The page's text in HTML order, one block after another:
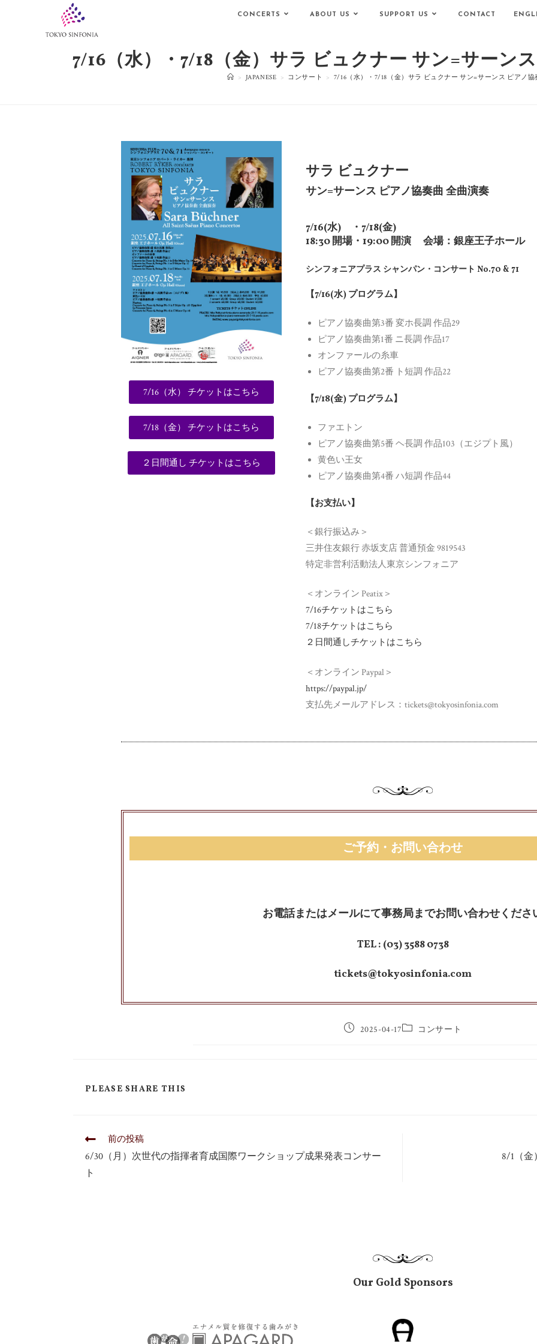
CONCERTS ABOUT US SUPPORT US CONTACT
7/16（水）・7/18（金）サラ ビュクナー サン=サーン
> JAPANESE > コンサート > 7/16（水）・7/18（金）サラ ビュクナー サン=サーンス ピアノ
7/16（水） チケットはこちら
7/18（金） チケットはこちら
２日間通し チケットはこちら
サラ ビュクナー
サン=サーンス ピアノ協奏曲 全曲演奏
7/16(水) ・7/18(金)
18:30 開場・19:00 開演
会場：銀座王子ホール
シンフォニアプラス シャンパン・コンサート No.70 & 71
【7/16(水) プログラム】
ピアノ協奏曲第3番 変ホ長調 作品29
ピアノ協奏曲第1番 ニ長調 作品17
オンファールの糸車
ピアノ協奏曲第2番 ト短調 作品22
【7/18(金) プログラム】
ファエトン
ピアノ協奏曲第5番 ヘ長調 作品103（エジプト風）
黄色い王女
ピアノ協奏曲第4番 ハ短調 作品44
【お支払い】
＜銀行振込み＞
三井住友銀行 赤坂支店 普通預金 9819543
特定非営利活動法人東京シンフォニア
＜オンライン Peatix＞
7/16チケットはこちら
7/18チケットはこちら
２日間通しチケットはこちら
＜オンライン Paypal＞
https://paypal.jp/
支払先メールアドレス：tickets@tokyosinfonia.com
ご予約・お問い合わせ
お電話またはメールにて事務局までお問い合わせくださ
TEL : (03) 3588 0738
tickets@tokyosinfonia.com
2025-04-17 コンサート
PLEASE SHARE THIS
前の投稿
6/30（月）次世代の指揮者育成国際ワークショップ成果発表コンサー
ト
8/1（金
Our Gold Sponsors